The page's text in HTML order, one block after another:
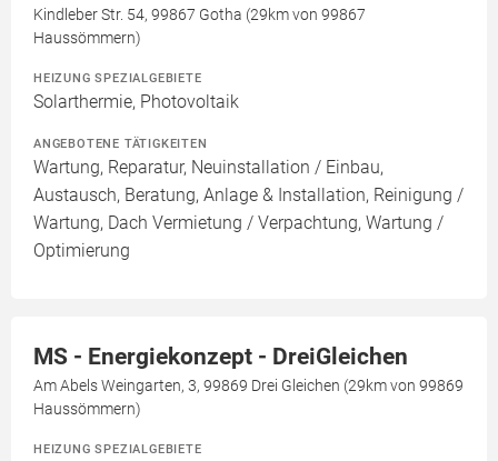
Kindleber Str. 54, 99867 Gotha (29km von 99867
Haussömmern)
HEIZUNG SPEZIALGEBIETE
Solarthermie, Photovoltaik
ANGEBOTENE TÄTIGKEITEN
Wartung, Reparatur, Neuinstallation / Einbau,
Austausch, Beratung, Anlage & Installation, Reinigung /
Wartung, Dach Vermietung / Verpachtung, Wartung /
Optimierung
MS - Energiekonzept - DreiGleichen
Am Abels Weingarten, 3, 99869 Drei Gleichen (29km von 99869
Haussömmern)
HEIZUNG SPEZIALGEBIETE